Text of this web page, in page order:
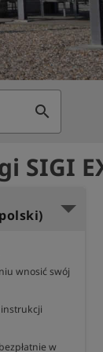
search
SIGI
wnosić swój
w